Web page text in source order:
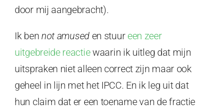
door mij aangebracht).
Ik ben not amuseden stuur een zeer
uitgebreide reactiewaarin ik uitleg dat mijn
uitspraken niet alleen correct zijn maar ook
geheel in lijn met het IPCC. En ik leg uit dat
hun claim dat er een toename van de fractie